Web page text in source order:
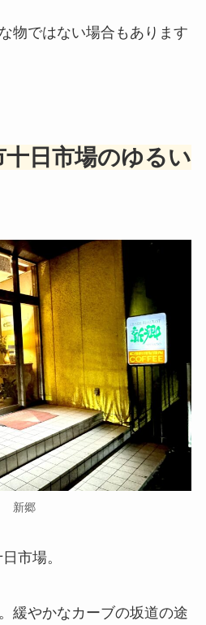
物ではない場合もあります
日市場のゆるい
新郷
市場。
緩やかなカーブの坂道の途